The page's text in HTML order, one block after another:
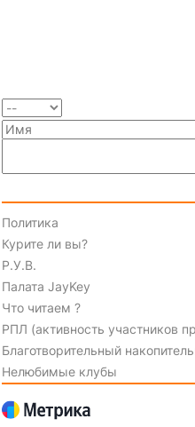
Политика
Курите ли вы?
Р.У.В.
Палата JayKey
Что читаем ?
РПЛ (активность участников
Благотворительный
Нелюбимые клубы